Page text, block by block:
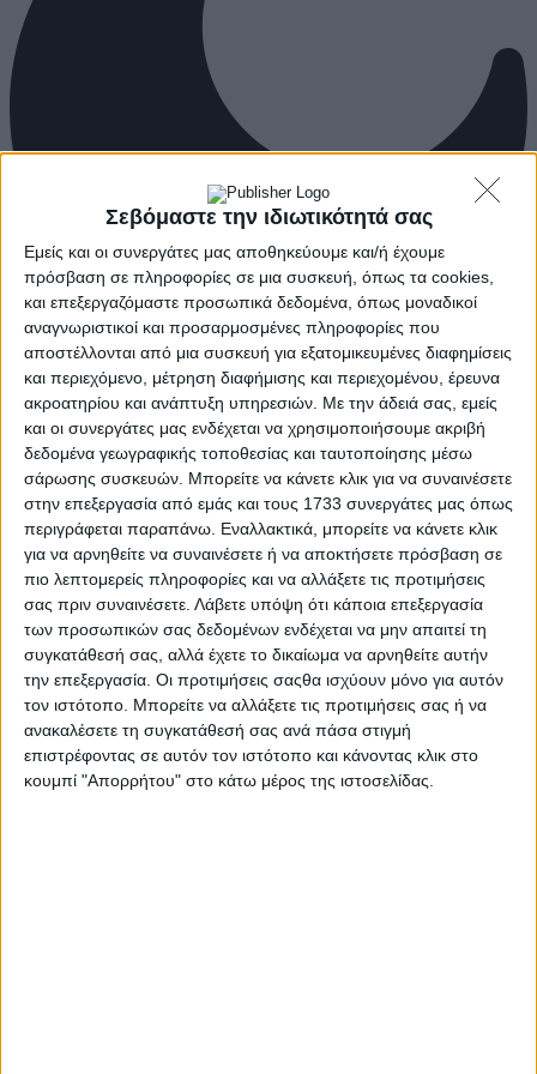
Σεβόμαστε την ιδιωτικότητά σας
Εμείς και οι συνεργάτες μας αποθηκεύουμε και/ή έχουμε
πρόσβαση σε πληροφορίες σε μια συσκευή, όπως τα cookies,
και επεξεργαζόμαστε προσωπικά δεδομένα, όπως μοναδικοί
αναγνωριστικοί και προσαρμοσμένες πληροφορίες που
αποστέλλονται από μια συσκευή για εξατομικευμένες διαφημίσεις
και περιεχόμενο, μέτρηση διαφήμισης και περιεχομένου, έρευνα
ακροατηρίου και ανάπτυξη υπηρεσιών. Με την άδειά σας, εμείς
και οι συνεργάτες μας ενδέχεται να χρησιμοποιήσουμε ακριβή
δεδομένα γεωγραφικής τοποθεσίας και ταυτοποίησης μέσω
σάρωσης συσκευών. Μπορείτε να κάνετε κλικ για να συναινέσετε
στην επεξεργασία από εμάς και τους 1733 συνεργάτες μας όπως
περιγράφεται παραπάνω. Εναλλακτικά, μπορείτε να κάνετε κλικ
για να αρνηθείτε να συναινέσετε ή να αποκτήσετε πρόσβαση σε
πιο λεπτομερείς πληροφορίες και να αλλάξετε τις προτιμήσεις
σας πριν συναινέσετε. Λάβετε υπόψη ότι κάποια επεξεργασία
των προσωπικών σας δεδομένων ενδέχεται να μην απαιτεί τη
συγκατάθεσή σας, αλλά έχετε το δικαίωμα να αρνηθείτε αυτήν
την επεξεργασία. Οι προτιμήσεις σαςθα ισχύουν μόνο για αυτόν
τον ιστότοπο. Μπορείτε να αλλάξετε τις προτιμήσεις σας ή να
ανακαλέσετε τη συγκατάθεσή σας ανά πάσα στιγμή
επιστρέφοντας σε αυτόν τον ιστότοπο και κάνοντας κλικ στο
κουμπί "Απορρήτου" στο κάτω μέρος της ιστοσελίδας.